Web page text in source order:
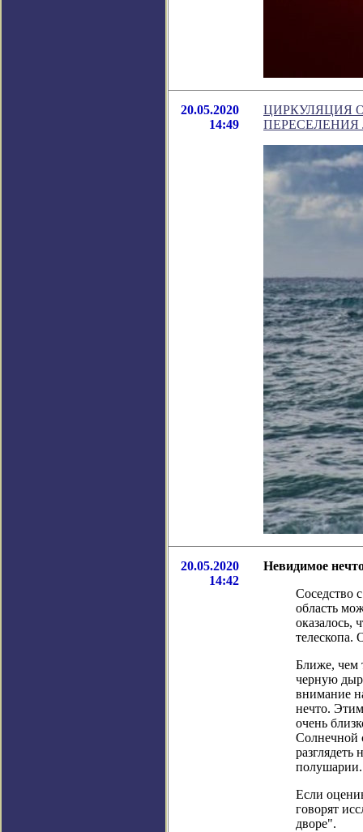
20.05.2020
14:49
ЦИРКУЛЯЦИЯ
20.05.2020
14:42
Невидимое
Соседство
область
оказалось,
телескопа.
Ближе, чем
черную
внимание
нечто.
очень
Солнечной
полушарии.
Если
говорят
дворе".